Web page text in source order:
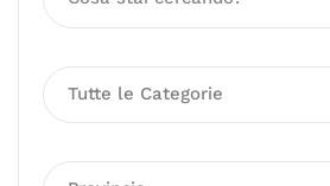
Tutte le Categorie